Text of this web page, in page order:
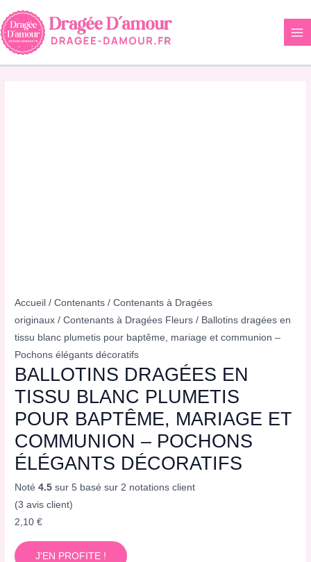
Aller
au
contenu
Accueil /Contenants /Contenants à Dragées
originaux /Contenants à Dragées Fleurs / Ballotins dragées en
tissu blanc plumetis pour baptême, mariage et communion –
Pochons élégants décoratifs
BALLOTINS DRAGÉES EN
TISSU BLANC PLUMETIS
POUR BAPTÊME, MARIAGE ET
COMMUNION – POCHONS
ÉLÉGANTS DÉCORATIFS
Noté4.5 sur 5 basé sur 2 notations client
(3 avis client)
2,10€
J'EN PROFITE !